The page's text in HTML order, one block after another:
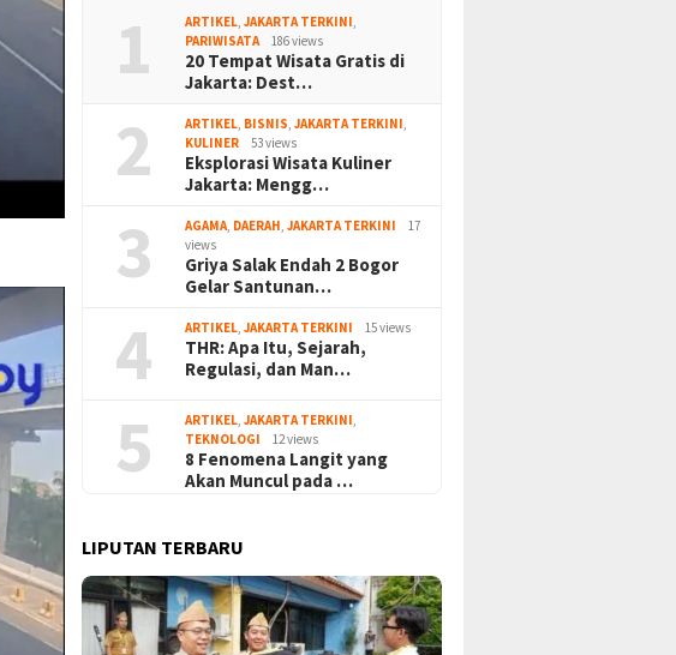
1 ARTIKEL ,JAKARTA TERKINI
PARIWISATA
186 views
20 Tempat Wisata Gratis di
Jakarta: Dest…
2 ARTIKEL BISNIS ,JAKARTA TERKINI
KULINER
53 views
Eksplorasi Wisata Kuliner
Jakarta: Mengg…
3 AGAMA DAERAH ,JAKARTA TERKINI
17
views
Griya Salak Endah 2 Bogor
Gelar Santunan…
4 ARTIKEL ,JAKARTA TERKINI 15 views
THR: Apa Itu, Sejarah,
Regulasi, dan Man…
5 ARTIKEL ,JAKARTA TERKINI
TEKNOLOGI
12 views
8 Fenomena Langit yang
Akan Muncul pada …
LIPUTAN TERBARU